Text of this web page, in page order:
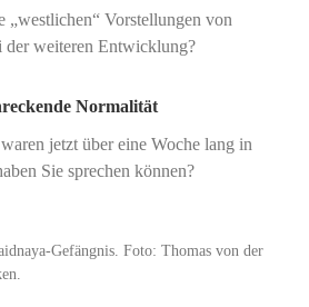
„westlichen“ Vorstellungen von
der weiteren Entwicklung?
Normalität
jetzt über eine Woche lang in
Sie sprechen können?
Gefängnis. Foto: Thomas von der